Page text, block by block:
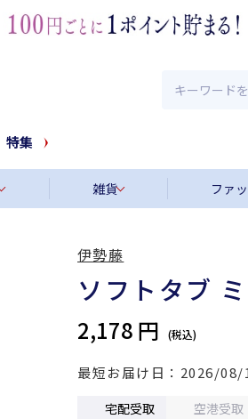
特集
雑貨 ファ
ソフトタブ
2,178 円
最短お届け日 2026/08/
宅配受取 空港受取
伊勢藤